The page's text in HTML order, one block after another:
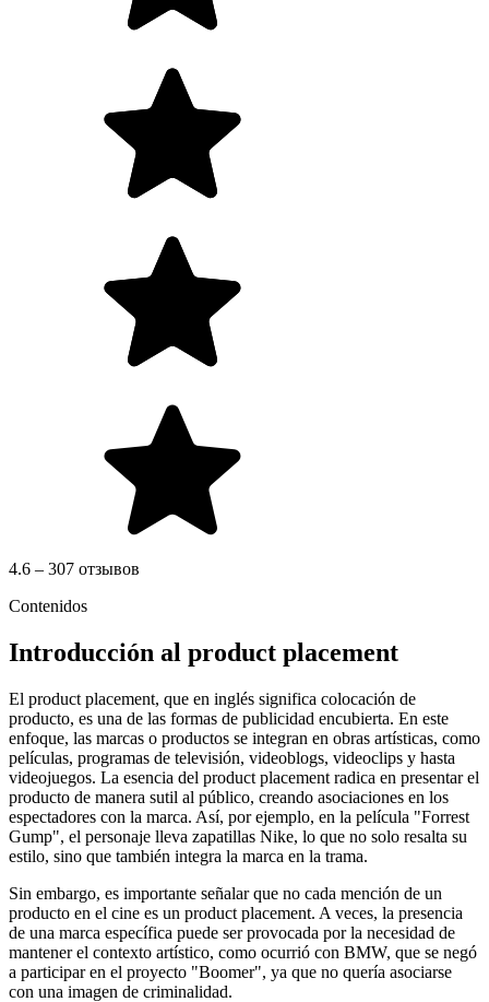
4.6 – 307 отзывов
Contenidos
Introducción al product placement
El product placement, que en inglés significa colocación de
producto, es una de las formas de publicidad encubierta. En este
enfoque, las marcas o productos se integran en obras artísticas, como
películas, programas de televisión, videoblogs, videoclips y hasta
videojuegos. La esencia del product placement radica en presentar el
producto de manera sutil al público, creando asociaciones en los
espectadores con la marca. Así, por ejemplo, en la película "Forrest
Gump", el personaje lleva zapatillas Nike, lo que no solo resalta su
estilo, sino que también integra la marca en la trama.
Sin embargo, es importante señalar que no cada mención de un
producto en el cine es un product placement. A veces, la presencia
de una marca específica puede ser provocada por la necesidad de
mantener el contexto artístico, como ocurrió con BMW, que se negó
a participar en el proyecto "Boomer", ya que no quería asociarse
con una imagen de criminalidad.